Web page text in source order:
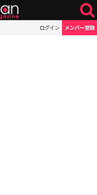
ログイン メンバー登録